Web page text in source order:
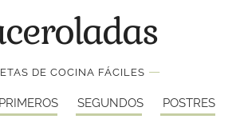
DE COCINA FÁCILES —
PRIMEROS SEGUNDOS POSTRES